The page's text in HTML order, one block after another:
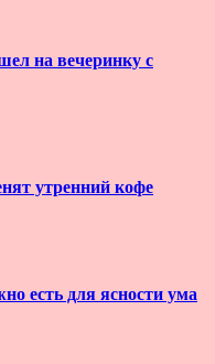
на вечеринку с
утренний кофе
есть для ясности ума